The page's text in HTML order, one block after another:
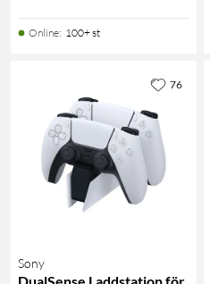
Online: 100+ st
Sony
76